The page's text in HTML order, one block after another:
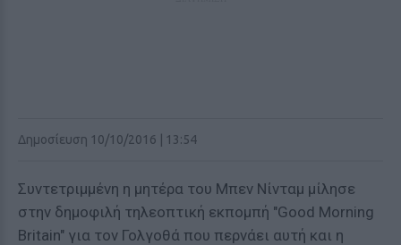
Δημοσίευση 10/10/2016 | 13:54
Συντετριμμένη η μητέρα του Μπεν Νίνταμ μίλησε
στην δημοφιλή τηλεοπτική εκπομπή "Good Morning
Britain" για τον Γολγοθά που περνάει αυτή και η